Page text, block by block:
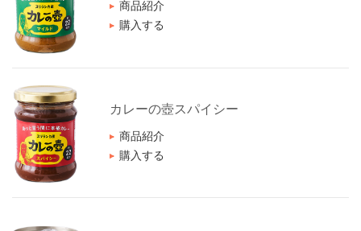
商品紹介
購入する
カレーの壺スパイシー
商品紹介
購入する